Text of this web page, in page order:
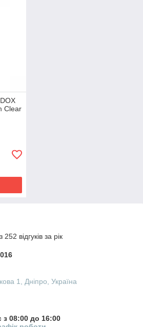
Clear
відгуків за рік
1, Дніпро, Україна
з 08:00 до 16:00